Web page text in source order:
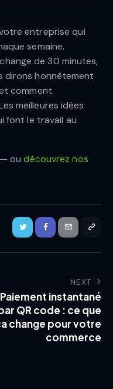
entreprise qui
semaine.
de 30 minutes,
dirons honnêtement
comment.
meilleures idées
font le travail au
— oudécouvrez nos
NEXT
Paiement instantané
QR code : ce que
change pour votre
commerce